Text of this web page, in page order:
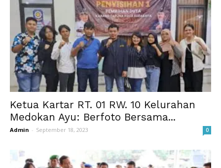
Ketua Kartar RT. 01 RW. 10 Kelurahan
Medokan Ayu: Berfoto Bersama...
Admin - September 18, 2023 0